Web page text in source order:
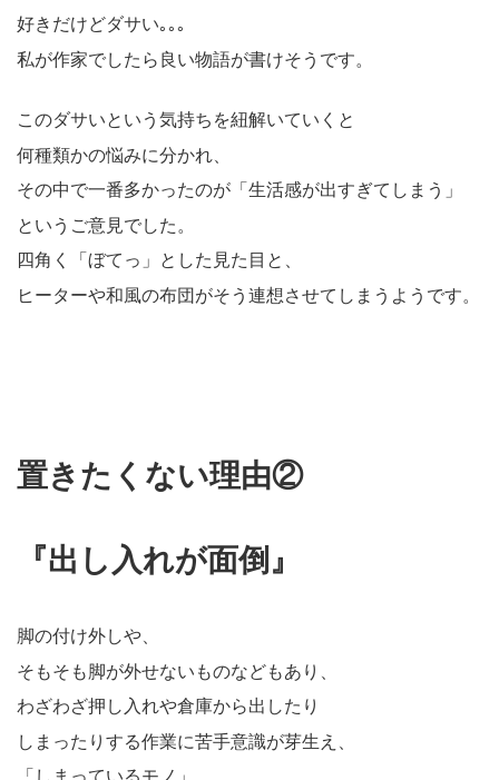
好きだけどダサい｡｡｡
私が作家でしたら良い物語が書けそうです。
このダサいという気持ちを紐解いていくと
何種類かの悩みに分かれ、
その中で一番多かったのが「生活感が出すぎてしまう」
というご意見でした。
四角く「ぼてっ」とした見た目と、
ヒーターや和風の布団がそう連想させてしまうようです。
置きたくない理由②
『出し入れが面倒』
脚の付け外しや、
そもそも脚が外せないものなどもあり、
わざわざ押し入れや倉庫から出したり
しまったりする作業に苦手意識が芽生え、